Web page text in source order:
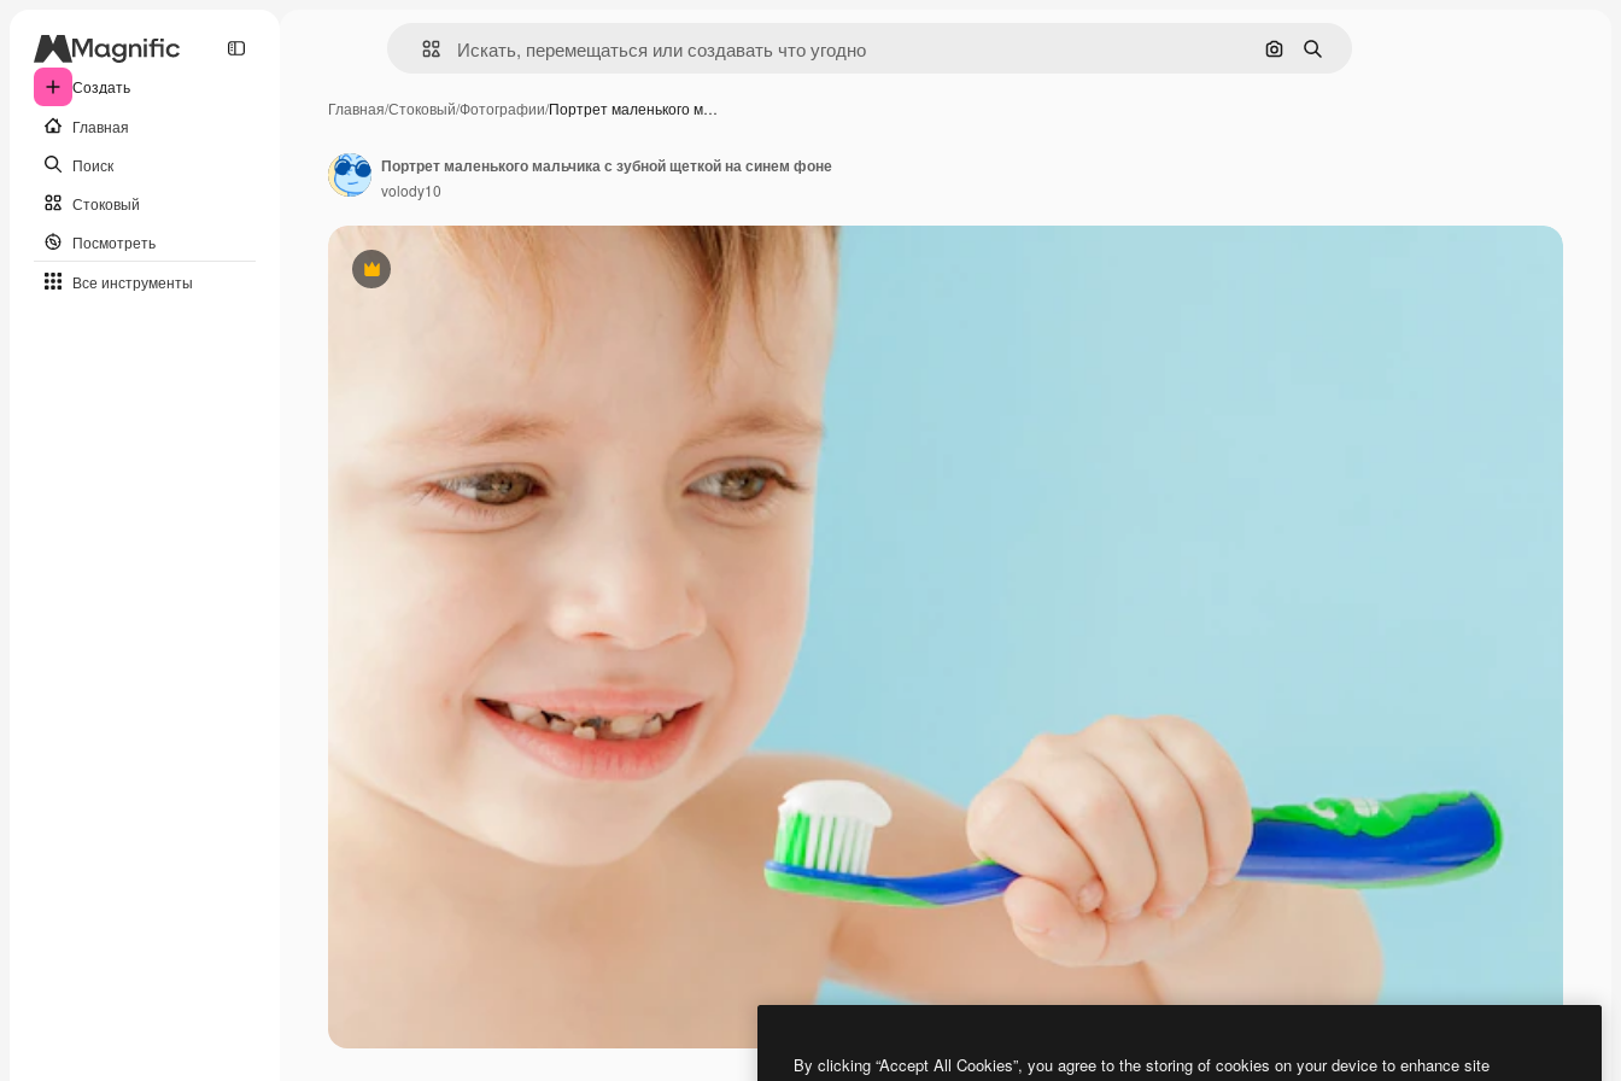
Создать
Главная
Поиск
Стоковый
Посмотреть
Все инструменты
Поиск по изображению
Поиск
Главная/Стоковый/Фотографии/Портрет маленького м…
Премиум
Портрет маленького мальчика с зубной щеткой на синем фоне
volody10
By clicking “Accept All Cookies”, you agree to the storing of cookies on your device to enhance site